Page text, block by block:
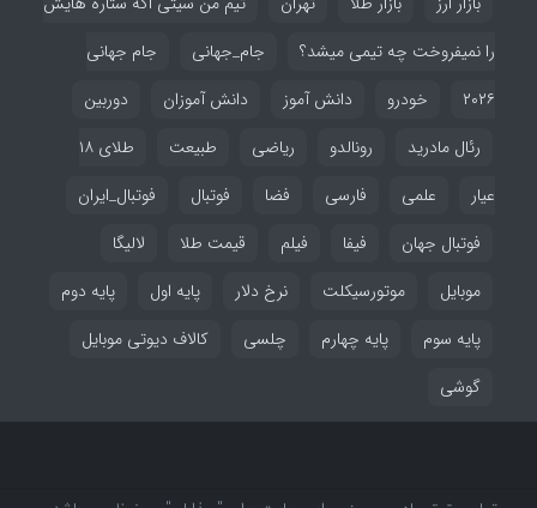
را نمیفروخت چه تیمی میشد؟
جام_جهانی
جام جهانی
۲۰۲۶
خودرو دانش آموز دانش آموزان
دوربین
رئال مادرید
رونالدو ریاضی طبیعت
طلای ۱۸
عیار
علمی فارسی فضا فوتبال
فوتبال_ایران
فوتبال جهان
فیفا فیلم قیمت طلا
لالیگا
موبایل
موتورسیکلت نرخ دلار پایه اول
پایه دوم
پایه سوم
پایه چهارم چلسی
کالاف دیوتی موبایل
گوشی